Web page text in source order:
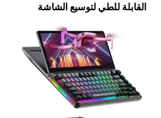
القابلة للطي لتوسيع الشاشة